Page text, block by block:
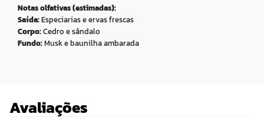
Notas olfativas (estimadas):
Saída:Especiarias e ervas frescas
Corpo:Cedro e sândalo
Fundo:Musk e baunilha ambarada
Avaliações